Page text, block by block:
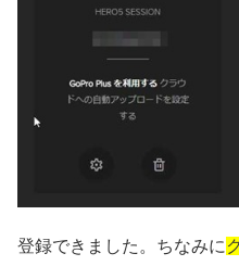
登録できました。ちなみに